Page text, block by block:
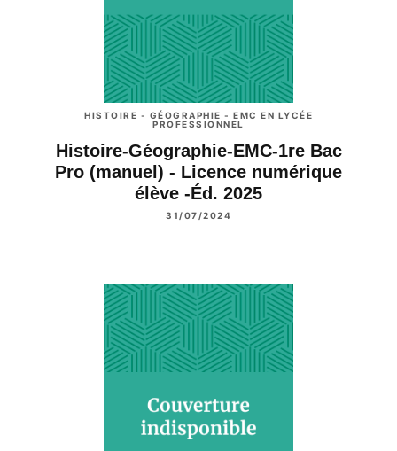
HISTOIRE - GÉOGRAPHIE - EMC EN LYCÉE
PROFESSIONNEL
Histoire-Géographie-EMC-1re Bac
Pro (manuel) - Licence numérique
élève -Éd. 2025
31/07/2024